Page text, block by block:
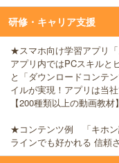
研修・キャリア支援
★スマホ向け学習アプリ
アプリ内ではPCスキルと
と「ダウンロードコンテ
イルが実現！アプリは当
【200種類以上の動画教材
★コンテンツ例 「キホン
ラインでも好かれる 信頼